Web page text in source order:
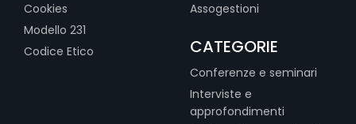
Cookies
Modello 231
Codice Etico
Assogestioni
CATEGORIE
Conferenze e seminari
Interviste e
approfondimenti